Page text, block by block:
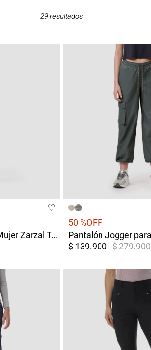
29resultados
Pantalón Jogger para Mujer Zarzal Terreo
50 %OFF
$ 139.900 $ 279.900